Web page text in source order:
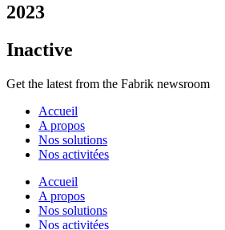
2023
Inactive
Get the latest from the Fabrik newsroom
Accueil
A propos
Nos solutions
Nos activitées
Accueil
A propos
Nos solutions
Nos activitées